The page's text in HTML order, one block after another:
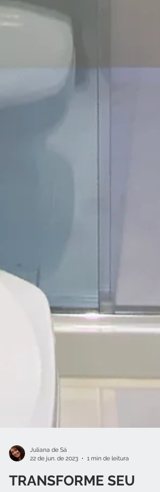
22 de jun. de 2023
1 min de leitura